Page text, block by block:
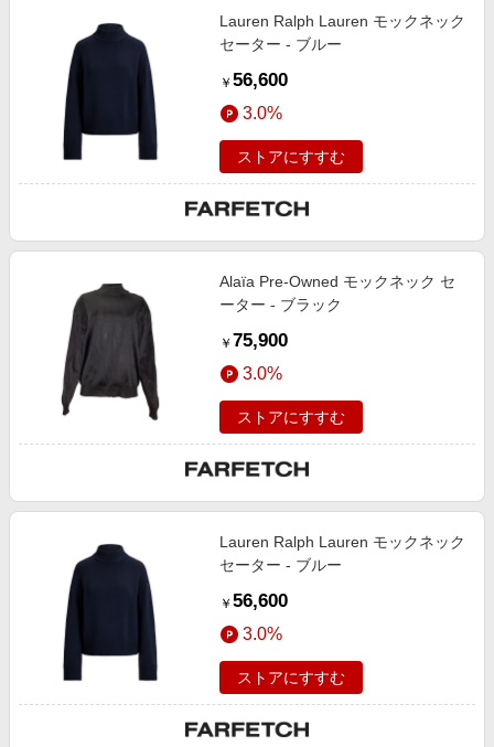
Lauren Ralph Lauren モックネック
セーター - ブルー
￥ 56,600
3.0%
ストアにすすむ
Alaïa Pre-Owned モックネック セ
ーター - ブラック
￥ 75,900
3.0%
ストアにすすむ
Lauren Ralph Lauren モックネック
セーター - ブルー
￥ 56,600
3.0%
ストアにすすむ